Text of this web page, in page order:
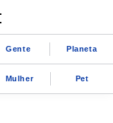
Gente Planeta
Mulher Pet